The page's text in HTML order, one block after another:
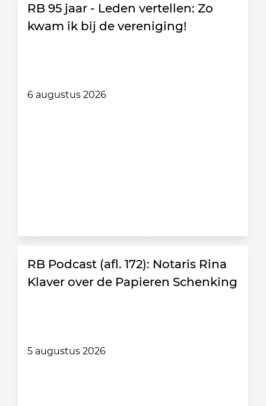
RB 95 jaar - Leden vertellen: Zo
kwam ik bij de vereniging!
6 augustus 2026
RB Podcast (afl. 172): Notaris Rina
Klaver over de Papieren Schenking
5 augustus 2026